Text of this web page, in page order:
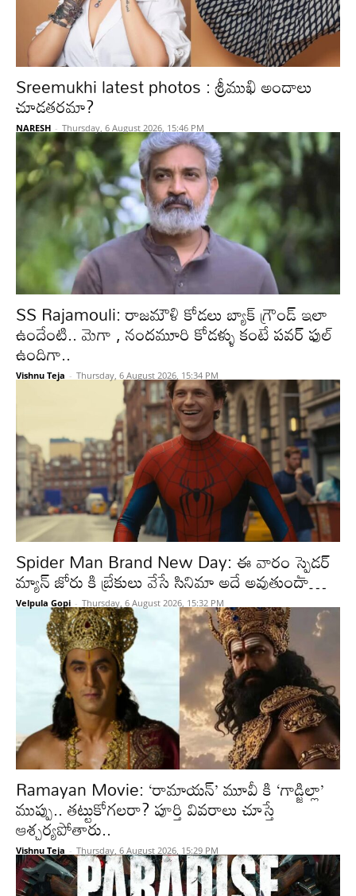
Sreemukhi latest photos : శ్రీముఖి అందాలు
చూడతరమా?
NARESH - Thursday, 6 August 2026, 15:46 PM
SS Rajamouli: రాజమౌళి కోడలు బ్యాక్ గ్రౌండ్ ఇలా
ఉందేంటి.. మెగా , నందమూరి కోడళ్ళు కంటే పవర్ ఫుల్
ఉందిగా..
Vishnu Teja - Thursday, 6 August 2026, 15:34 PM
Spider Man Brand New Day: ఈ వారం స్పైడర్
మ్యాన్ జోరు కి బ్రేకులు వేసే సినిమా అదే అవుతుందా…
Velpula Gopi - Thursday, 6 August 2026, 15:32 PM
Ramayan Movie: ‘రామాయన్’ మూవీ కి ‘గాడ్జిల్లా’
ముప్పు.. తట్టుకోగలరా? పూర్తి వివరాలు చూస్తే
ఆశ్చర్యపోతారు..
Vishnu Teja - Thursday, 6 August 2026, 15:29 PM